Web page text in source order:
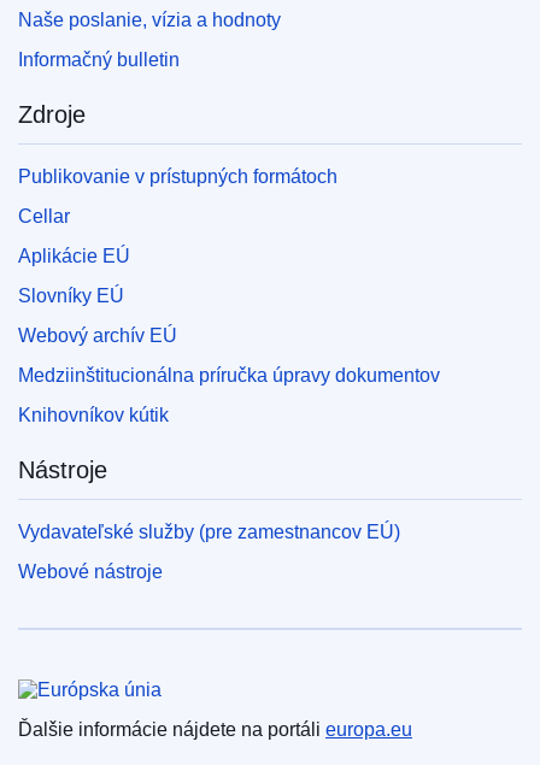
Naše poslanie, vízia a hodnoty
Informačný bulletin
Zdroje
Publikovanie v prístupných formátoch
Cellar
Aplikácie EÚ
Slovníky EÚ
Webový archív EÚ
Medziinštitucionálna príručka úpravy dokumentov
Knihovníkov kútik
Nástroje
Vydavateľské služby (pre zamestnancov EÚ)
Webové nástroje
Ďalšie informácie nájdete na portáli europa.eu